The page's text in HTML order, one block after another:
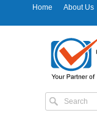
Home About Us